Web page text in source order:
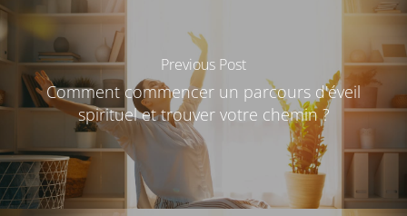
Previous Post
Comment commencer un parcours d'éveil
spirituel et trouver votre chemin ?